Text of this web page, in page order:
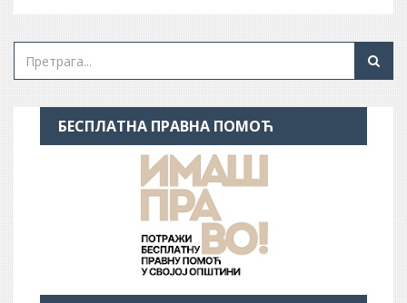
БЕСПЛАТНА ПРАВНА ПОМОЋ